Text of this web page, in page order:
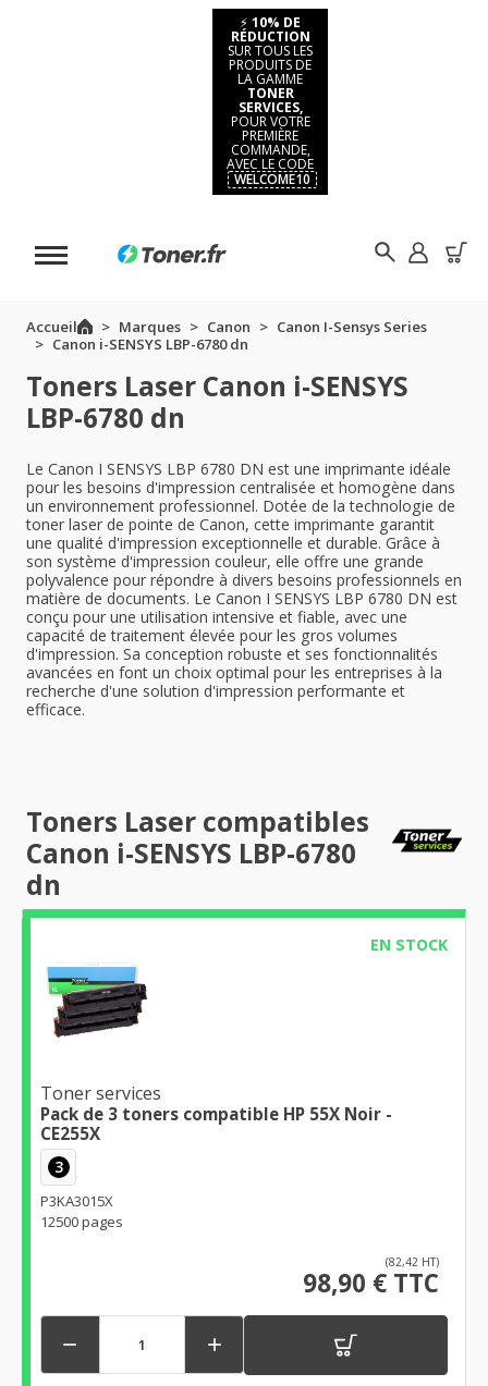
⚡ 10% DE
RÉDUCTION
SUR TOUS LES
PRODUITS DE
LA GAMME
TONER
SERVICES,
POUR VOTRE
PREMIÈRE
COMMANDE,
AVEC LE CODE
WELCOME10
Accueil Marques Canon
Canon I-Sensys Series
Canon i-SENSYS LBP-6780 dn
Toners Laser Canon i-SENSYS
LBP-6780 dn
Le Canon I SENSYS LBP 6780 DN est une imprimante idéale
pour les besoins d'impression centralisée et homogène dans
un environnement professionnel. Dotée de la technologie de
toner laser de pointe de Canon, cette imprimante garantit
une qualité d'impression exceptionnelle et durable. Grâce à
son système d'impression couleur, elle offre une grande
polyvalence pour répondre à divers besoins professionnels en
matière de documents. Le Canon I SENSYS LBP 6780 DN est
conçu pour une utilisation intensive et fiable, avec une
capacité de traitement élevée pour les gros volumes
d'impression. Sa conception robuste et ses fonctionnalités
avancées en font un choix optimal pour les entreprises à la
recherche d'une solution d'impression performante et
efficace.
Toners Laser compatibles
Canon i-SENSYS LBP-6780
dn
EN STOCK
Toner services
Pack de 3 toners compatible HP 55X Noir -
CE255X
3
P3KA3015X
12500 pages
(82,42 HT)
98,90 € TTC
 